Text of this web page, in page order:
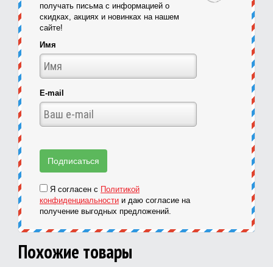
получать письма с информацией о
скидках, акциях и новинках на нашем
сайте!
Имя
E-mail
Я согласен с Политикой
конфиденциальности и даю согласие на
получение выгодных предложений.
Похожие товары